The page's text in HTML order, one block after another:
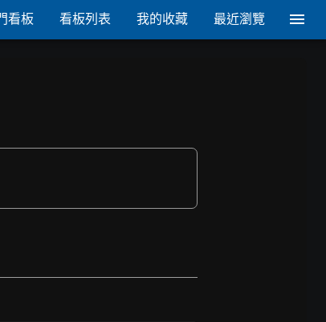
看板 看板列表 我的收藏 最近瀏覽